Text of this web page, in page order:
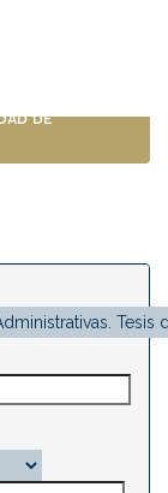
de